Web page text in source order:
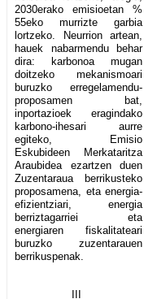
2030erako emisioetan %
55eko murrizte garbia
lortzeko. Neurrion artean,
hauek nabarmendu behar
dira: karbonoa mugan
doitzeko mekanismoari
buruzko erregelamendu-
proposamen bat,
inportazioek eragindako
karbono-ihesari aurre
egiteko, Emisio
Eskubideen Merkataritza
Araubidea ezartzen duen
Zuzentaraua berrikusteko
proposamena, eta energia-
efizientziari, energia
berriztagarriei eta
energiaren fiskalitateari
buruzko zuzentarauen
berrikuspenak.